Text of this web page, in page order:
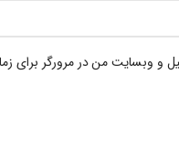
و وبسایت من در مرورگر برای